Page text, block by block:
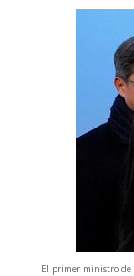
El primer ministro de